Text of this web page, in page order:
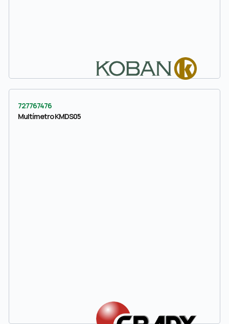
727767476
Multímetro KMDS05